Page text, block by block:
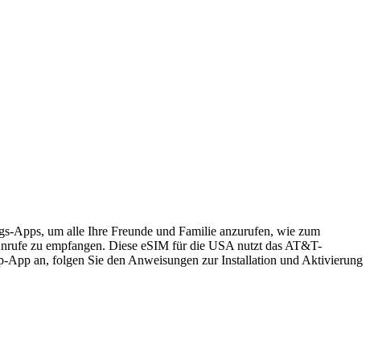
Apps, um alle Ihre Freunde und Familie anzurufen, wie zum
zu empfangen. Diese eSIM für die USA nutzt das AT&T-
App an, folgen Sie den Anweisungen zur Installation und Aktivierung